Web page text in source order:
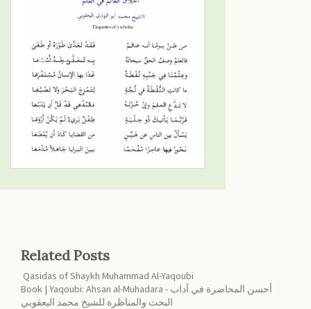
Related Posts
Qasidas of Shaykh Muhammad Al-Yaqoubi
Book | Yaqoubi: Ahsan al-Muhadara - أحسن المحاضرة في آداب
البحث والمناظرة للشيخ محمد اليعقوبي